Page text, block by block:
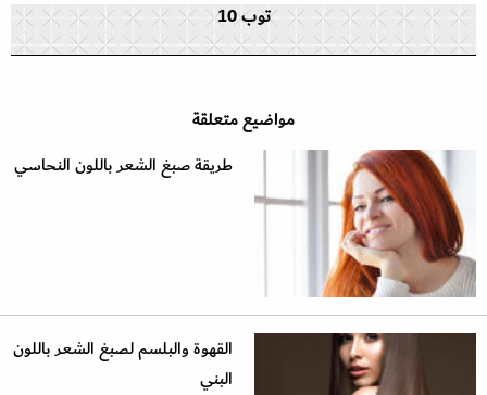
توب 10
مواضيع متعلقة
طريقة صبغ الشعر باللون النحاسي
القهوة والبلسم لصبغ الشعر باللون
البني